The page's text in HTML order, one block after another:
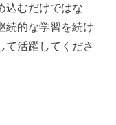
込むだけではな
続的な学習を続け
て活躍してくださ